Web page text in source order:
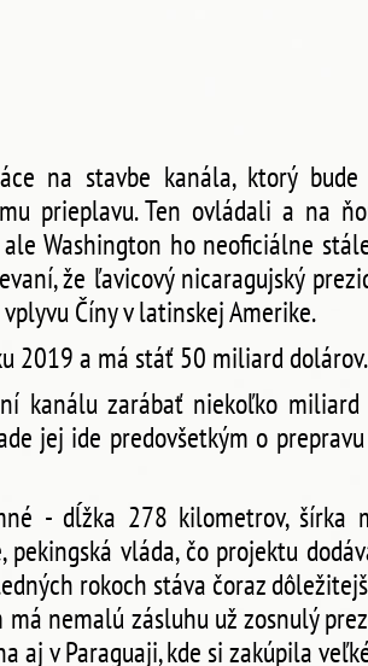
na stavbe kanála, ktorý
prieplavu. Ten ovládali a na
Washington ho neoficiálne
že ľavicový nicaragujský
Číny v latinskej Amerike.
2019 a má stáť 50 miliard dolárov.
kanálu zarábať niekoľko
jej ide predovšetkým o
- dĺžka 278 kilometrov,
pekingská vláda, čo projektu
rokoch stáva čoraz
nemalú zásluhu už zosnulý
aj v Paraguaji, kde si zakúpila